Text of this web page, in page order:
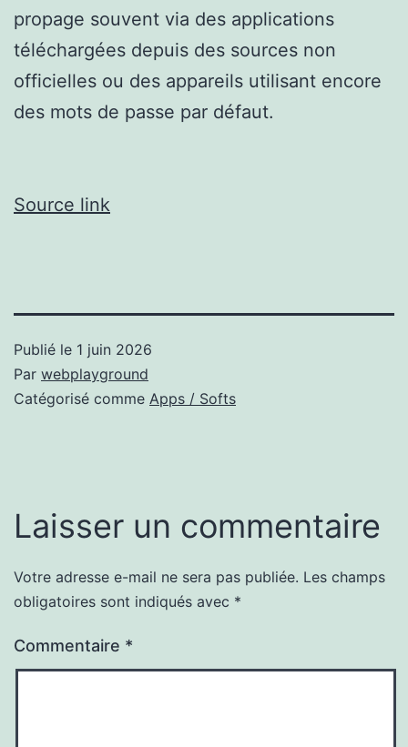
propage souvent via des applications
téléchargées depuis des sources non
officielles ou des appareils utilisant encore
des mots de passe par défaut.
Source link
Publié le 1 juin 2026
Par webplayground
Catégorisé comme Apps / Softs
Laisser un commentaire
Votre adresse e-mail ne sera pas publiée. Les champs
obligatoires sont indiqués avec *
Commentaire *